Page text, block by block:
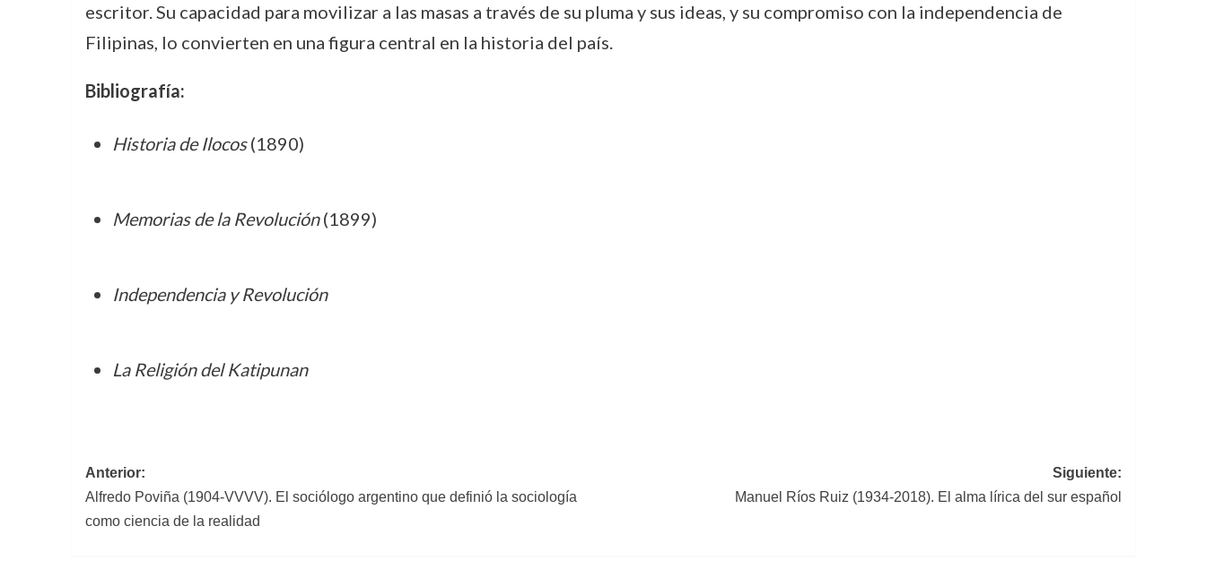
escritor. Su capacidad para movilizar a las masas a través de su pluma y sus ideas, y su compromiso con la independencia de
Filipinas, lo convierten en una figura central en la historia del país.
Bibliografía:
Historia de Ilocos(1890)
Memorias de la Revolución(1899)
Independencia y Revolución
La Religión del Katipunan
Navegación
de
Anterior:
Alfredo Poviña (1904-VVVV). El sociólogo argentino que definió la sociología
como ciencia de la realidad
Siguiente:
Manuel Ríos Ruiz (1934-2018). El alma lírica del sur español